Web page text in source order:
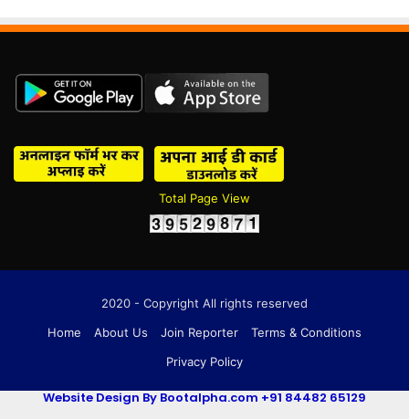
Total Page View
2020 - Copyright All rights reserved
Home
About Us Join Reporter
Terms & Conditions
Privacy Policy
Website Design By Bootalpha.com +91 84482 65129